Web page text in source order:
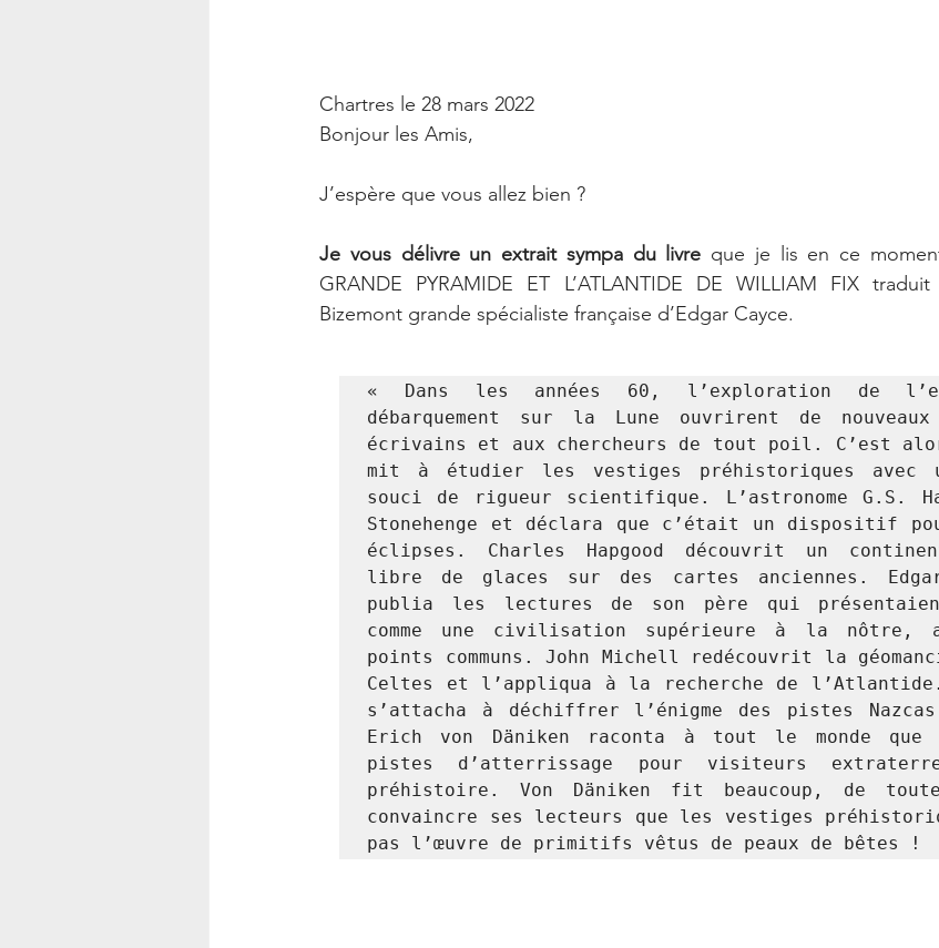
Chartres le 28 mars 2022
Bonjour les Amis,
J’espère que vous allez bien ?
Je vous délivre un extrait sympa du livre que je lis en ce
GRANDE PYRAMIDE ET L’ATLANTIDE DE WILLIAM FIX
Bizemont grande spécialiste française d’Edgar Cayce.
« Dans les années 60, l’exploration de
débarquement sur la Lune ouvrirent de
écrivains et aux chercheurs de tout poil. C’est
mit à étudier les vestiges préhistoriques avec
souci de rigueur scientifique. L’astronome G.S.
Stonehenge et déclara que c’était un dispositif
éclipses. Charles Hapgood découvrit un
libre de glaces sur des cartes anciennes. Edgar
publia les lectures de son père qui
comme une civilisation supérieure à la nôtre,
points communs. John Michell redécouvrit la
Celtes et l’appliqua à la recherche de
s’attacha à déchiffrer l’énigme des pistes
Erich von Däniken raconta à tout le monde que
pistes d’atterrissage pour visiteurs
préhistoire. Von Däniken fit beaucoup, de
convaincre ses lecteurs que les vestiges
pas l’œuvre de primitifs vêtus de peaux de bêtes !